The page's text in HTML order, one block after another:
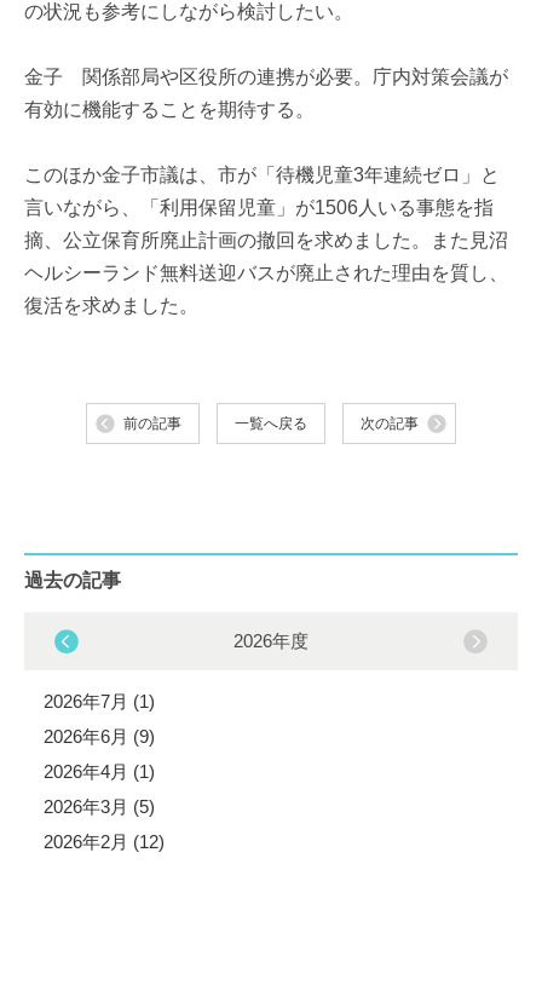
の状況も参考にしながら検討したい。
金子 関係部局や区役所の連携が必要。庁内対策会議が
有効に機能することを期待する。
このほか金子市議は、市が「待機児童3年連続ゼロ」と
言いながら、「利用保留児童」が1506人いる事態を指
摘、公立保育所廃止計画の撤回を求めました。また見沼
ヘルシーランド無料送迎バスが廃止された理由を質し、
復活を求めました。
前の記事 一覧へ戻る 次の記事
過去の記事
2026年度
2026年7月 (1)
2026年6月 (9)
2026年4月 (1)
2026年3月 (5)
2026年2月 (12)